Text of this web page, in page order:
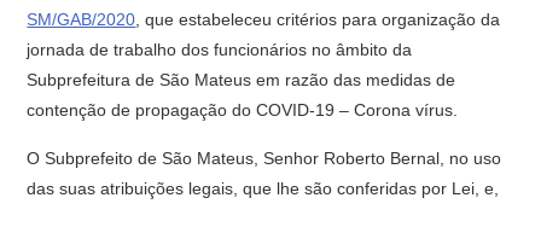
SM/GAB/2020 , que estabeleceu critérios para organização da
jornada de trabalho dos funcionários no âmbito da
Subprefeitura de São Mateus em razão das medidas de
contenção de propagação do COVID-19 – Corona vírus.
O Subprefeito de São Mateus, Senhor Roberto Bernal, no uso
das suas atribuições legais, que lhe são conferidas por Lei, e,